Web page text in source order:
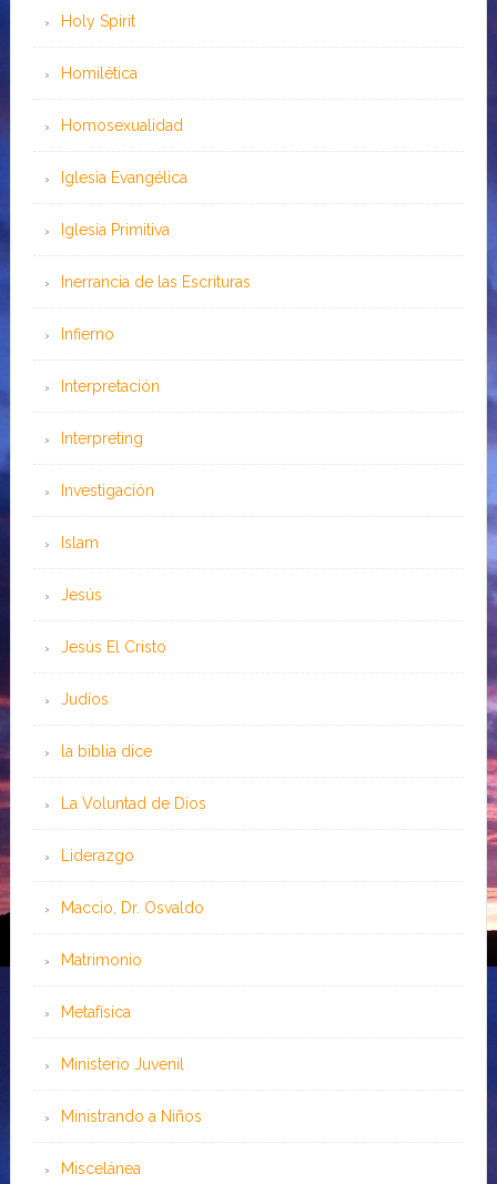
Holy Spirit
Homilética
Homosexualidad
Iglesia Evangélica
Iglesia Primitiva
Inerrancia de las Escrituras
Infierno
Interpretación
Interpreting
Investigación
Islam
Jesús
Jesús El Cristo
Judíos
la biblia dice
La Voluntad de Dios
Liderazgo
Maccio, Dr. Osvaldo
Matrimonio
Metafísica
Ministerio Juvenil
Ministrando a Niños
Miscelánea